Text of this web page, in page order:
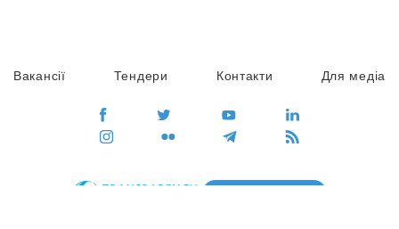
Вакансії Тендери Контакти Для медіа